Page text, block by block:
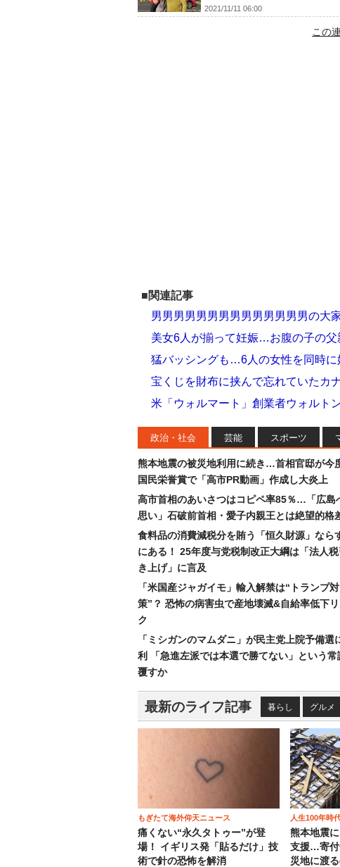
2021/11/11 06:00
この
■関連記事
男男男男男男男男男男男男男男の大
美女6人が揃って妊娠…お腹の子の父
猛バッシングも…6人の女性を同時に
宝くじを財布に挟んで忘れていたカ
米「ウォルマート」創業者ウォルト
政治・社会 芸能 スポーツ
熊本地震の被災地利用に続き…首相官邸が今
国民栄誉賞で「高市PR動画」作成し大炎上
高市首相のあいさつはコピペ率85％…「広島
思い」石破前首相・愛子内親王とは絶望的格
食料品の消費減税分を賄う「恒久財源」なら
にある！ 25年度与党税制改正大綱は「法人税
き上げ」に言及
「米国産ジャガイモ」輸入解禁は“トランプ対
策”？ 恐怖の病害虫で産地壊滅&自給率低下
ク
「ミシガンのマムダニ」が民主党上院予備選
利 「急進左派では本選で勝てない」という常
覆すか
最新のライフ記事 暮らし グルメ
もぎたて海外仰天ニュース
痛くない“永久タトゥー”が登
場！ イギリス発「貼るだけ」技
術で針の恐怖を解消
人生100年時
熊本地震
支援…寄付
災地に渡